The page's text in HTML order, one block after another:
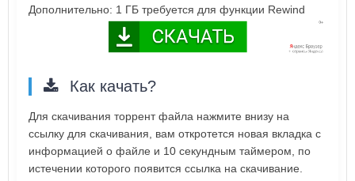
Дополнительно: 1 ГБ требуется для функции Rewind
Как качать?
Для скачивания торрент файла нажмите внизу на
ссылку для скачивания, вам откротется новая вкладка с
информацией о файле и 10 секундным таймером, по
истечении которого появится ссылка на скачивание.